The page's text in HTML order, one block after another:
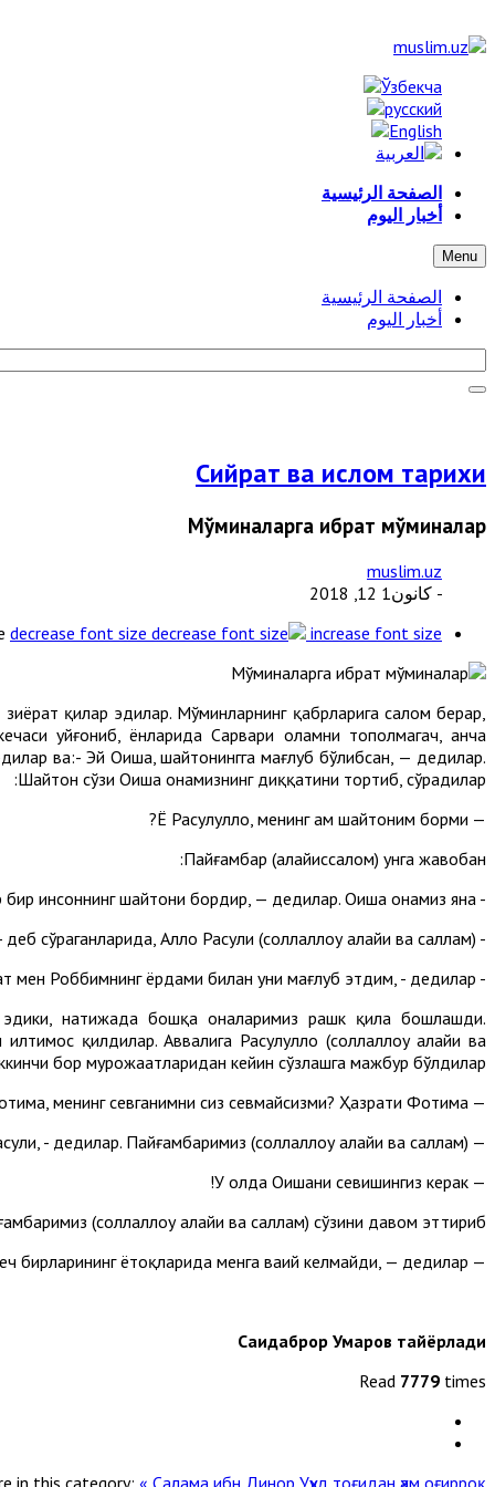
الصفحة الرئيسية
أخبار اليوم
Menu
الصفحة الرئيسية
أخبار اليوم
Сийрат ва ислом тарихи
Мўминаларга ибрат мўминалар
muslim.uz
- كانون1 12, 2018
decrease font size increase font size
қилар эдилар. Мўминларнинг қабрларига салом берар,
уйғониб, ёнларида Сарвари оламни тополмагач, анча
ва:- Эй Оиша, шайтонингга мағлуб бўлибсан, — дедилар.
Шайтон сўзи Оиша онамизнинг диққатини тортиб, сўрадилар:
— Ё Расулуллоҳ, менинг ҳам шайтоним борми?
Пайғамбар (алайҳиссалом) унга жавобан:
- Албатга, ҳар бир инсоннинг шайтони бордир, — дедилар. Оиша онамиз яна:
- Сизники ҳам борми? - деб сўраганларида, Аллоҳ Расули (соллаллоҳу алайҳи ва саллам):
- Ҳа, фақат мен Роббимнинг ёрдами билан уни мағлуб этдим, - дедилар.
эдики, натижада бошқа оналаримиз рашк қила бошлашди.
қилдилар. Аввалига Расулуллоҳ (соллаллоҳу алайҳи ва
бор мурожаатларидан кейин сўзлашга мажбур бўлдилар:
— Кизгинам Фотима, менинг севганимни сиз севмайсизми? Ҳазрати Фотима:
— Албатга, севаман, эй Аллоҳнинг Расули, - дедилар. Пайғамбаримиз (соллаллоҳу алайҳи ва саллам):
— У ҳолда Оишани севишингиз керак!
(соллаллоҳу алайҳи ва саллам) сўзини давом эттириб:
— Оишадан ҳеч қачон рашк қилмасинлар. Роббимга қасам этиб айтаманки, Оишадан бошқа ҳеч бирларининг ётоқларида менга ваҳий келмайди, — дедилар.
Саидаброр Умаров тайёрлади
Read 7779 times
in this category: « Салама ибн Динор Уҳуд тоғидан ҳам оғирроқ »